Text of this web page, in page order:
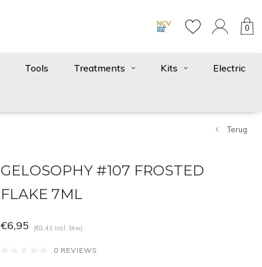
0
Tools Treatments Kits Electric
Terug
GELOSOPHY #107 FROSTED
FLAKE 7ML
€6,95 (€8,41 Incl. btw)
0 REVIEWS